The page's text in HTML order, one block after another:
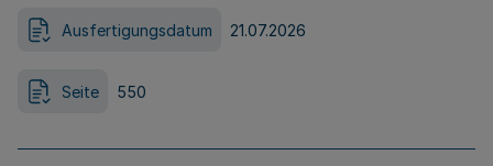
Ausfertigungsdatum 21.07.2026
Seite 550